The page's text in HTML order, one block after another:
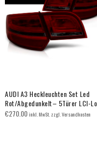
AUDI A3 Heckleuchten Set Led
Rot/Abgedunkelt– 5Türer LCI-
€270.00inkl. MwSt. zzgl. Versandkosten